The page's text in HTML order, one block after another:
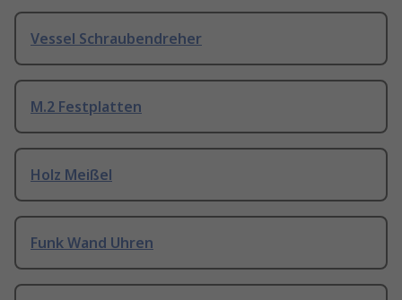
Vessel Schraubendreher
M.2 Festplatten
Holz Meißel
Funk Wand Uhren